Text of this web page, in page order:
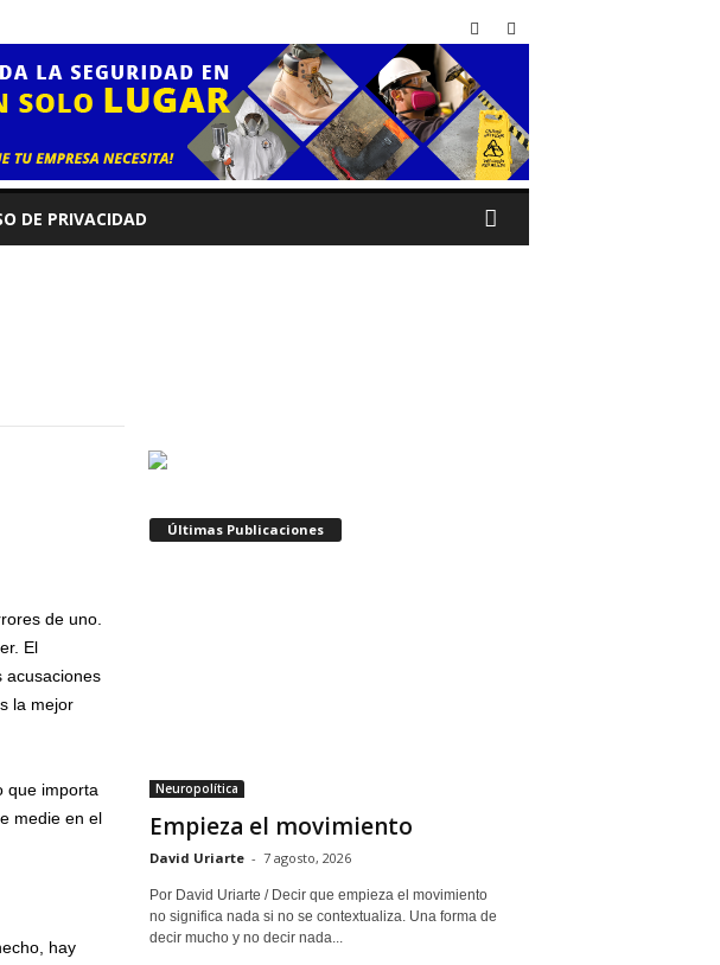
DE PRIVACIDAD
de uno.
El
acusaciones
la mejor
que importa
medie en el
hay
Últimas Publicaciones
Neuropolítica
Empieza el movimiento
David Uriarte - 7 agosto, 2026
Por David Uriarte / Decir que empieza el movimiento
no significa nada si no se contextualiza. Una forma de
decir mucho y no decir nada...